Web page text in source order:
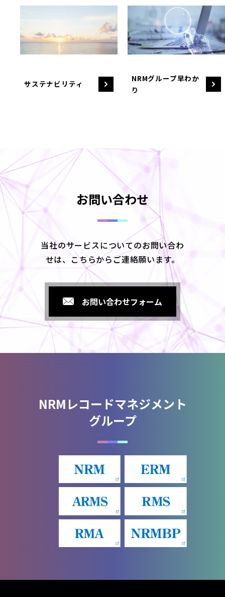
サステナビリティ
NRMグループ早わか
り
お問い合わせ
当社のサービスについてのお問い合わ
せは、こちらからご連絡願います。
お問い合わせフォーム
NRMレコードマネジメント
グループ